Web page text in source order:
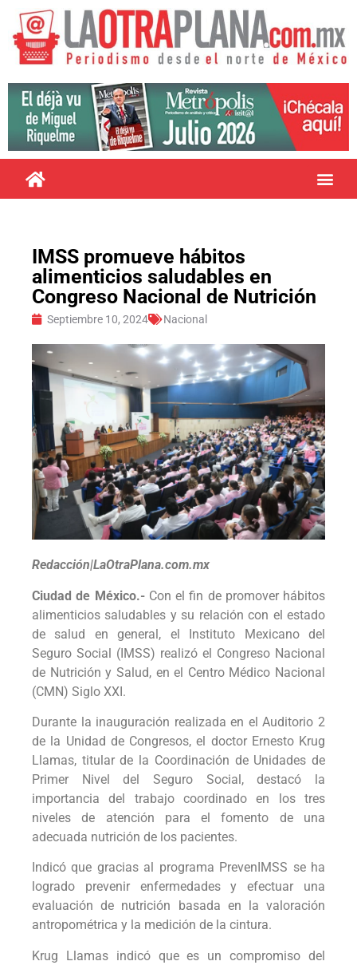
IMSS promueve hábitos
alimenticios saludables en
Congreso Nacional de Nutrición
Septiembre 10, 2024 Nacional
Redacción|LaOtraPlana.com.mx
Ciudad de México.- Con el fin de promover hábitos
alimenticios saludables y su relación con el estado
de salud en general, el Instituto Mexicano del
Seguro Social (IMSS) realizó el Congreso Nacional
de Nutrición y Salud, en el Centro Médico Nacional
(CMN) Siglo XXI.
Durante la inauguración realizada en el Auditorio 2
de la Unidad de Congresos, el doctor Ernesto Krug
Llamas, titular de la Coordinación de Unidades de
Primer Nivel del Seguro Social, destacó la
importancia del trabajo coordinado en los tres
niveles de atención para el fomento de una
adecuada nutrición de los pacientes.
Indicó que gracias al programa PrevenIMSS se ha
logrado prevenir enfermedades y efectuar una
evaluación de nutrición basada en la valoración
antropométrica y la medición de la cintura.
Krug Llamas indicó que es un compromiso del